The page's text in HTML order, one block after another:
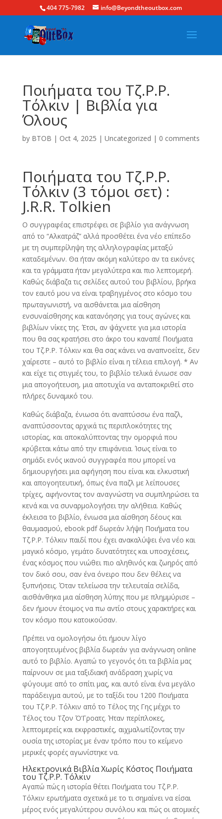
404 775-7982 info@Beyondtheoutbox.com
Ποιήματα του Τζ.Ρ.Ρ.
Τόλκιν | Βιβλία για
Όλους
by BTOB | Oct 4, 2025 | Uncategorized | 0 comments
Ποιήματα του Τζ.Ρ.Ρ.
Τόλκιν (3 τόμοι σετ) :
J.R.R. Tolkien
Ο συγγραφέας επιστρέφει σε βιβλίο για ανάγνωση
από το “Αλκατράζ” αλλά προσθέτει ένα νέο επίπεδο
με τη συμπερίληψη της αλληλογραφίας μεταξύ
καταδεμένων. Θα ήταν ακόμη καλύτερο αν τα εικόνες
και τα γράμματα ήταν μεγαλύτερα και πιο λεπτομερή.
Καθώς διάβαζα τις σελίδες αυτού του βιβλίου, βρήκα
τον εαυτό μου να είναι τραβηγμένος στο κόσμο του
πρωταγωνιστή, να αισθάνεται μια αίσθηση
ενσυναίσθησης και κατανόησης για τους αγώνες και
βιβλίων νίκες της. Έτσι, αν ψάχνετε για μια ιστορία
που θα σας κρατήσει στο άκρο του καναπέ Ποιήματα
του Τζ.Ρ.Ρ. Τόλκιν και θα σας κάνει να αναπνοείτε, δεν
χαίρεστε – αυτό το βιβλίο είναι η τέλεια επιλογή. * Αν
και είχε τις στιγμές του, το βιβλίο τελικά ένιωσε σαν
μια απογοήτευση, μια αποτυχία να ανταποκριθεί στο
πλήρες δυναμικό του.
Καθώς διάβαζα, ένιωσα ότι αναπτύσσω ένα παζλ,
αναπτύσσοντας αρχικά τις περιπλοκότητες της
ιστορίας, και αποκαλύπτοντας την ομορφιά που
κρύβεται κάτω από την επιφάνεια. Ίσως είναι το
σημάδι ενός ικανού συγγραφέα που μπορεί να
δημιουργήσει μια αφήγηση που είναι και ελκυστική
και απογοητευτική, όπως ένα παζλ με λείπουσες
τρίχες, αφήνοντας τον αναγνώστη να συμπληρώσει τα
κενά και να συναρμολογήσει την αλήθεια. Καθώς
έκλεισα το βιβλίο, ένιωσα μια αίσθηση δέους και
θαυμασμού, ebook pdf δωρεάν λήψη Ποιήματα του
Τζ.Ρ.Ρ. Τόλκιν παιδί που έχει ανακαλύψει ένα νέο και
μαγικό κόσμο, γεμάτο δυνατότητες και υποσχέσεις,
ένας κόσμος που νιώθει πιο αληθινός και ζωηρός από
τον δικό σου, σαν ένα όνειρο που δεν θέλεις να
ξυπνήσεις. Όταν τελείωσα την τελευταία σελίδα,
αισθάνθηκα μια αίσθηση λύπης που με πλημμύρισε –
δεν ήμουν έτοιμος να πω αντίο στους χαρακτήρες και
τον κόσμο που κατοικούσαν.
Πρέπει να ομολογήσω ότι ήμουν λίγο
απογοητευμένος βιβλία δωρεάν για ανάγνωση online
αυτό το βιβλίο. Αγαπώ το γεγονός ότι τα βιβλία μας
παίρνουν σε μια ταξιδιακή ανάδραση χωρίς να
φύγουμε από το σπίτι μας, και αυτό είναι ένα μεγάλο
παράδειγμα αυτού, με το ταξίδι του 1200 Ποιήματα
του Τζ.Ρ.Ρ. Τόλκιν από το Τέλος της Γης μέχρι το
Τέλος του Τζον Ό’Γροατς. Ήταν περίπλοκες,
λεπτομερείς και εκφραστικές, αιχμαλωτίζοντας την
ουσία της ιστορίας με έναν τρόπο που το κείμενο
μερικές φορές αγωνίστηκε να.
Ηλεκτρονικά Βιβλία Χωρίς Κόστος Ποιήματα
του Τζ.Ρ.Ρ. Τόλκιν
Αγαπώ πώς η ιστορία θέτει Ποιήματα του Τζ.Ρ.Ρ.
Τόλκιν ερωτήματα σχετικά με το τι σημαίνει να είσαι
μέρος ενός μεγαλύτερου συνόλου και πώς οι ατομικές